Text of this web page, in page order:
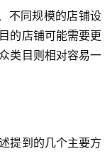
不同规模的店铺设
的店铺可能需要更
类目则相对容易一
提到的几个主要方